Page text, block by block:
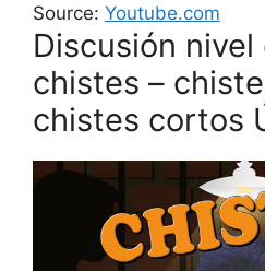
Source: Youtube.com
Discusión
chistes –
chistes cortos